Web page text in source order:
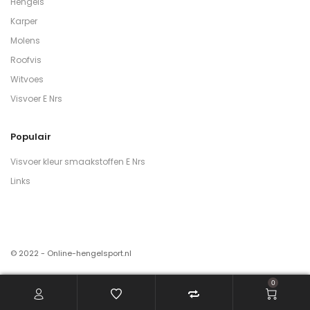
Karper
Molens
Roofvis
Witvoes
Visvoer E Nrs
Populair
Visvoer kleur smaakstoffen E Nrs
Links
© 2022 - Online-hengelsport.nl
0